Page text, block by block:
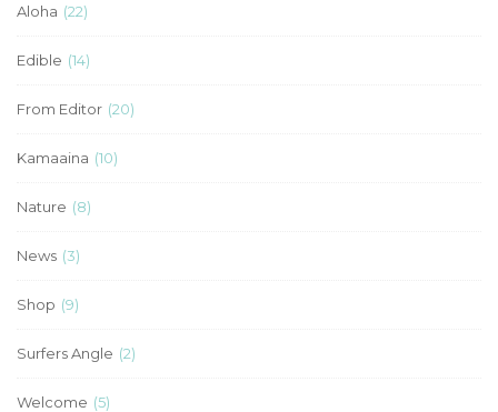
Aloha (22)
Edible (14)
From Editor (20)
Kamaaina (10)
Nature (8)
News (3)
Shop (9)
Surfers Angle (2)
Welcome (5)